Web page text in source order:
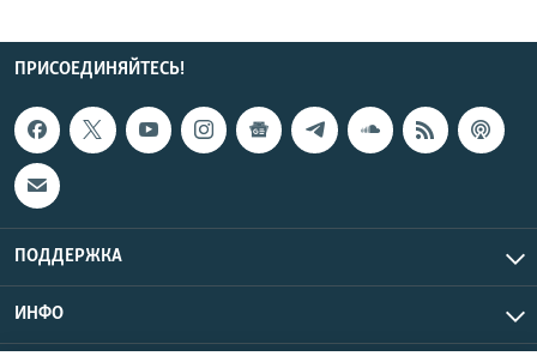
ПРИСОЕДИНЯЙТЕСЬ!
ПОДДЕРЖКА
ИНФО